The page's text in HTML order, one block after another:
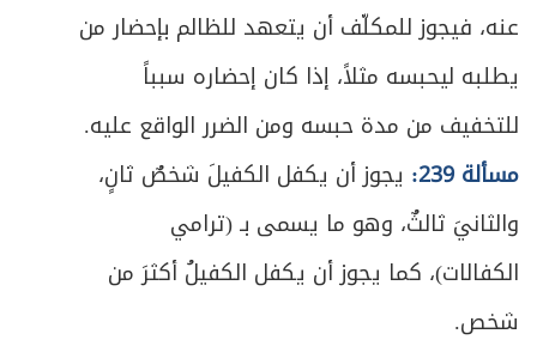
عنه، فيجوز للمكلّف أن يتعهد للظالم بإحضار من
يطلبه ليحبسه مثلاً، إذا كان إحضاره سبباً
للتخفيف من مدة حبسه ومن الضرر الواقع عليه.
مسألة 239:
يجوز أن يكفل الكفيلَ شخصٌ ثانٍ،
والثانيَ ثالثٌ، وهو ما يسمى بـ (ترامي
الكفالات)، كما يجوز أن يكفل الكفيلُ أكثرَ من
شخص.
ص 731
المبحث الثالث: في أمور مشكلة متفرقة
بالميراث